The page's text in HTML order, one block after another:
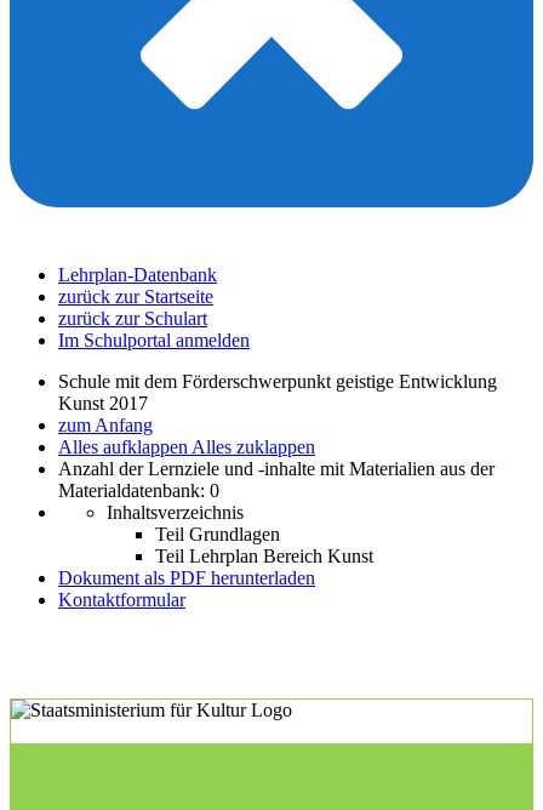
Lehrplan-Datenbank
zurück zur Startseite
zurück zur Schulart
Im Schulportal anmelden
Schule mit dem Förderschwerpunkt geistige Entwicklung
Kunst 2017
zum Anfang
Alles aufklappen Alles zuklappen
Anzahl der Lernziele und -inhalte mit Materialien aus der
Materialdatenbank: 0
Inhaltsverzeichnis
Teil Grundlagen
Teil Lehrplan Bereich Kunst
Dokument als PDF herunterladen
Kontaktformular